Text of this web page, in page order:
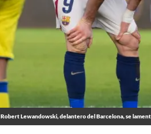
Robert Lewandowski, delantero del Barcelona, se